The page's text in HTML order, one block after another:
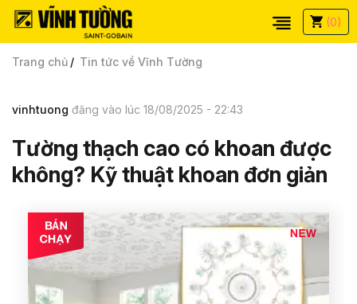
(0)
Trang chủ Tin tức về Vĩnh Tường
vinhtuong đăng vào lúc 18/08/2025 - 22:43
Tường thạch cao có khoan được
không? Kỹ thuật khoan đơn giản